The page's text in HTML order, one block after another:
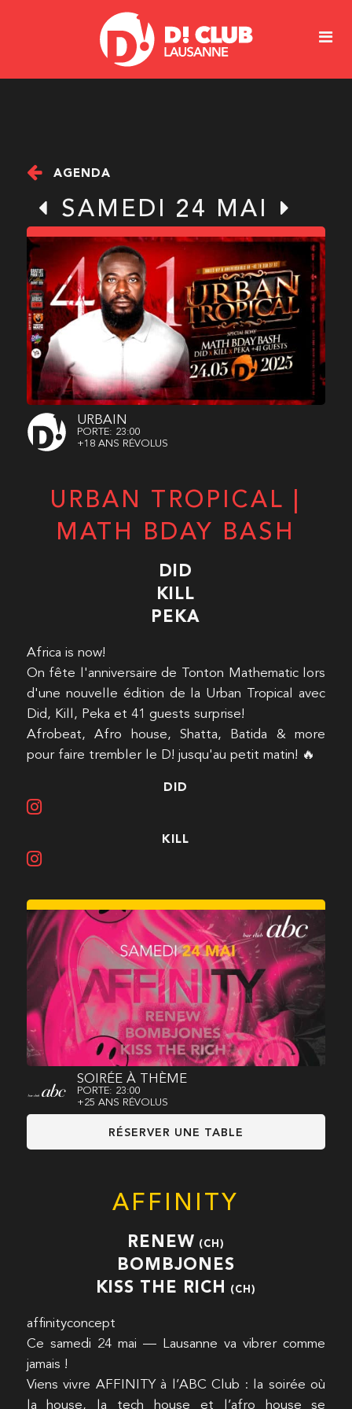
AGENDA
SAMEDI 24 MAI
URBAIN
PORTE: 23:00
+18 ANS RÉVOLUS
URBAN TROPICAL |
MATH BDAY BASH
DID
KILL
PEKA
Africa is now!
On fête l'anniversaire de Tonton Mathematic lors
d'une nouvelle édition de la Urban Tropical avec
Did, Kill, Peka et 41 guests surprise!
Afrobeat, Afro house, Shatta, Batida & more
pour faire trembler le D! jusqu'au petit matin! 🔥
DID
KILL
SOIRÉE À THÈME
PORTE: 23:00
+25 ANS RÉVOLUS
RÉSERVER UNE TABLE
AFFINITY
RENEW (CH)
BOMBJONES
KISS THE RICH
(CH)
affinityconcept
Ce samedi 24 mai — Lausanne va vibrer comme
jamais !
Viens vivre AFFINITY à l’ABC Club : la soirée où
la house, la tech house et l’afro house se